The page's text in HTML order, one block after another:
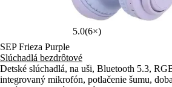
Detské slúchadlá, na uši, Bluetooth 5.3,
integrovaný mikrofón, potlačenie šumu, doba
hodín, doba nabíjania slúchadiel 2 hodiny,
typ nabíjacieho konektora USB-C
23,90 €